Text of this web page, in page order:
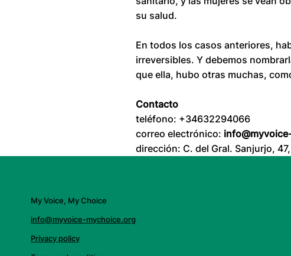
su salud.
En todos los casos anteriores,
irreversibles. Y debemos
que ella, hubo otras muchas,
Contacto
teléfono: +34632294066
correo electrónico:
dirección: C. del Gral. Sanjurjo,
My Voice, My Choice
info@myvoice-mychoice.org
Privacy policy